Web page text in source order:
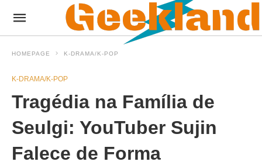
HOMEPAGE K-DRAMA/K-POP
K-DRAMA/K-POP
Tragédia na Família de
Seulgi: YouTuber Sujin
Falece de Forma